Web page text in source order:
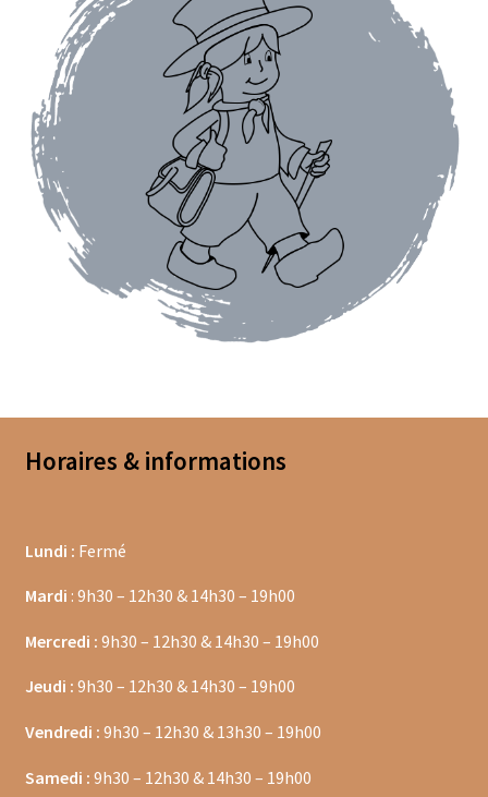
Conditionnements épices
Boîtes à épices
Coffrets épices
Epices en vrac
Epices curry
Mélanges d’épices en vrac
Poivres en vrac
Mélanges d’épices
Moulins à poivre
Sels
Moulins à sel
Boissons sans alcools
Horaires & informations
Lundi : Fermé
Mardi : 9h30 – 12h30 & 14h30 – 19h00
Mercredi : 9h30 – 12h30 & 14h30 – 19h00
Jeudi : 9h30 – 12h30 & 14h30 – 19h00
Vendredi : 9h30 – 12h30 & 13h30 – 19h00
Samedi : 9h30 – 12h30 & 14h30 – 19h00